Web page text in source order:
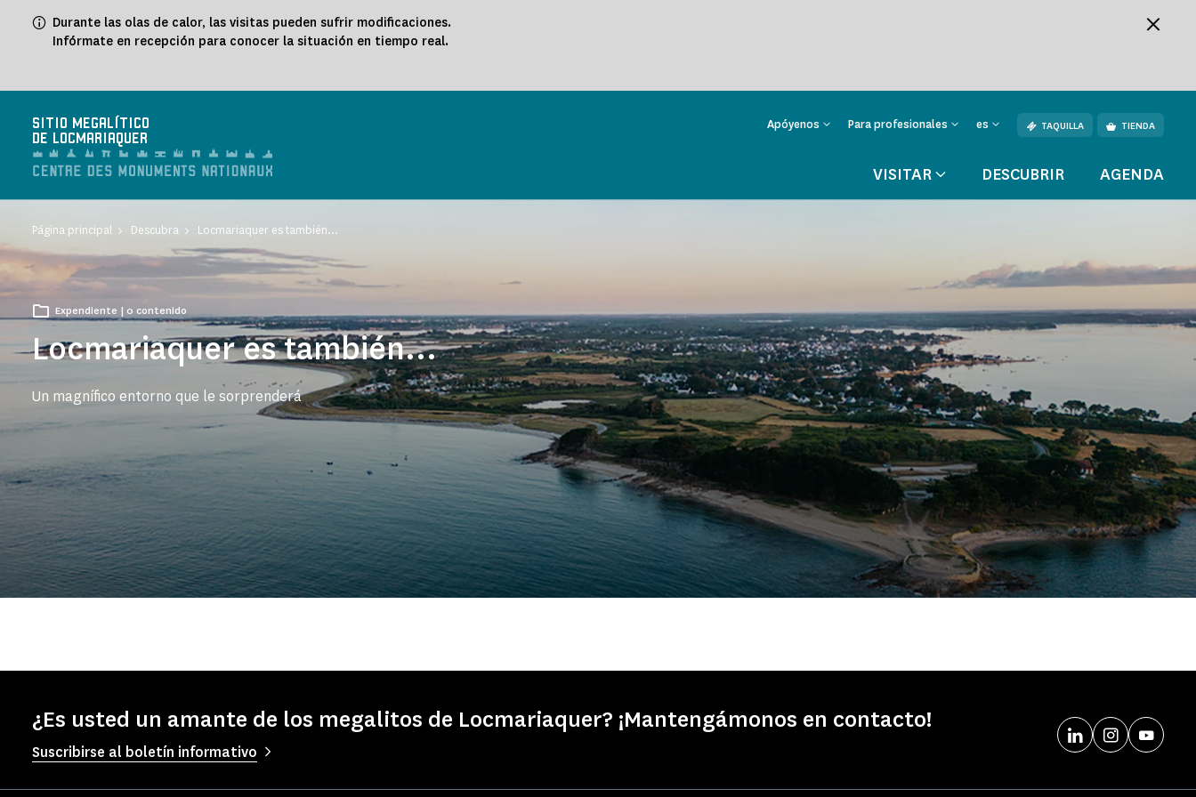
Durante las olas de calor, las visitas pueden sufrir modificaciones.
Infórmate en recepción para conocer la situación en tiempo real.
SITIO MEGALÍTICO
DE LOCMARIAQUER
Apóyenos Para profesionales es TAQUILLA TIENDA
VISITAR DESCUBRIR AGENDA
Página principal Descubra Locmariaquer es también...
Locmariaquer es también...
Un magnífico entorno que le sorprenderá
Expendiente | 0 contenido
¿Es usted un amante de los megalitos de Locmariaquer? ¡Mantengámonos en contacto!
Suscribirse al boletín informativo